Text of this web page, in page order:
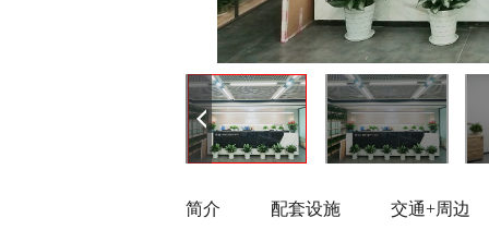
简介 配套设施 交通+周边